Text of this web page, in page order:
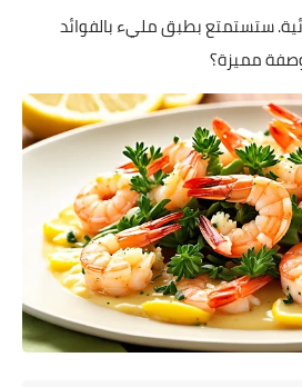
ستستمتع بطبق مليء بالفوائد
مميزة؟